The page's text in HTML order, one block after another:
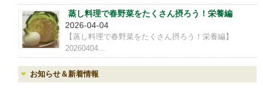
蒸し料理で春野菜をたくさん摂ろう！栄養編
2026-04-04
【蒸し料理で春野菜をたくさん摂ろう！栄養編】
20260404...
お知らせ＆新着情報